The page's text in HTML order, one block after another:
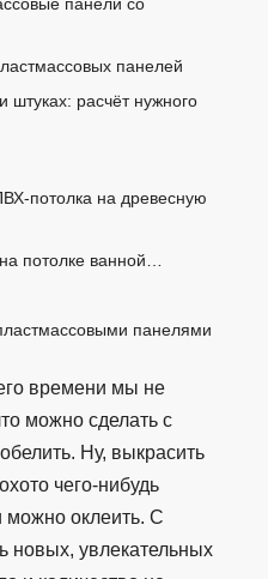
панелей
штуках: расчёт нужного
потолка на древесную
потолке ванной…
панелями
времени мы не
можно сделать с
Ну, выкрасить
чего-нибудь
можно оклеить. С
новых, увлекательных